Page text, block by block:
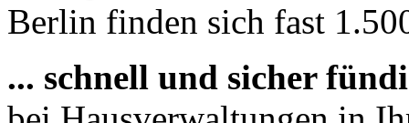
Berlin finden sich fast
... schnell und sicher